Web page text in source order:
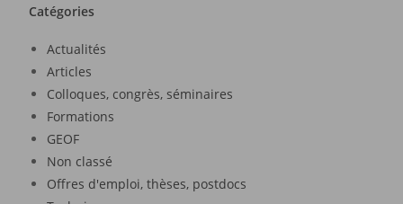
Catégories
Actualités
Articles
Colloques, congrès, séminaires
Formations
GEOF
Non classé
Offres d'emploi, thèses, postdocs